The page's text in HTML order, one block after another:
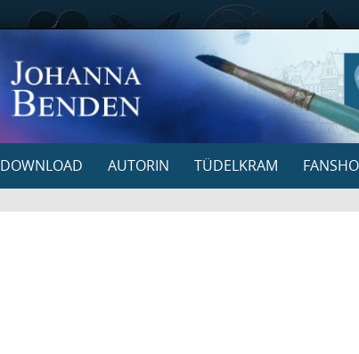
DOWNLOAD AUTORIN TÜDELKRAM